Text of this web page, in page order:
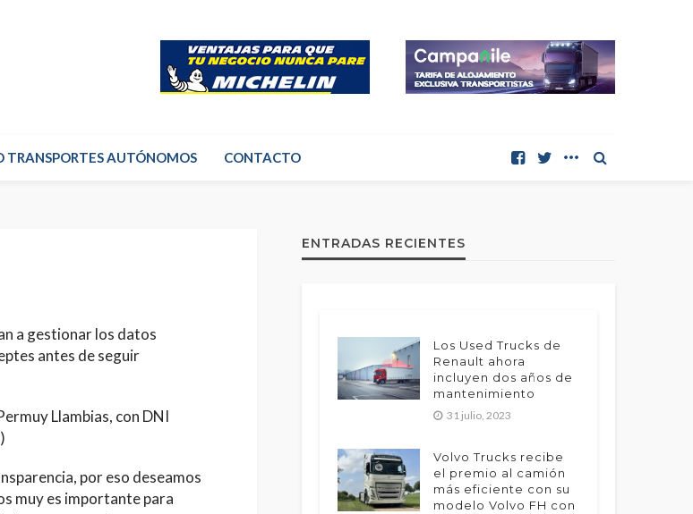
TRANSPORTES AUTÓNOMOS CONTACTO
a gestionar los datos
antes de seguir
Llambias, con DNI
por eso deseamos
muy es importante para
ENTRADAS RECIENTES
Los Used Trucks de
Renault ahora
incluyen dos años de
mantenimiento
31 julio, 2023
Volvo Trucks recibe
el premio al camión
más eficiente con su
modelo Volvo FH con